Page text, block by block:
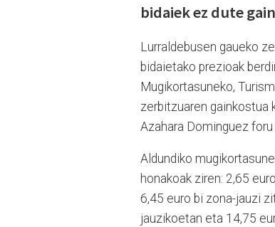
bidaiek ez dute
Lurraldebusen gaueko
bidaietako prezioak
Mugikortasuneko,
zerbitzuaren gainkostua
Azahara Dominguez
Aldundiko
honakoak ziren: 2,65
6,45 euro bi zona-jauzi
jauzikoetan eta 14,75